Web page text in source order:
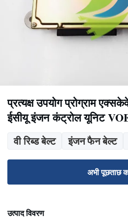
प्रत्यक्ष उपयोग प्रोग्राम
ईसीयू इंजन कंट्रोल यूनिट
वी रिब्ड बेल्ट इंजन फैन बेल्ट
अभी पूछताछ
उत्पाद विवरण